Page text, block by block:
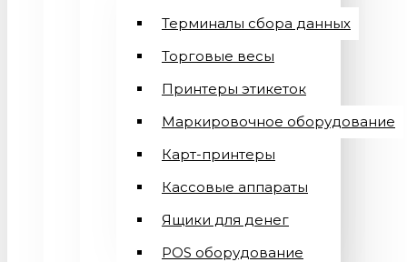
Терминалы сбора данных
Торговые весы
Принтеры этикеток
Маркировочное оборудование
Карт-принтеры
Кассовые аппараты
Ящики для денег
POS оборудование